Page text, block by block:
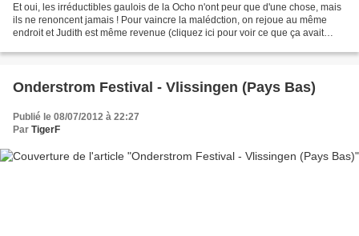
Et oui, les irréductibles gaulois de la Ocho n'ont peur que d'une chose, mais
ils ne renoncent jamais ! Pour vaincre la malédction, on rejoue au même
endroit et Judith est même revenue (cliquez ici pour voir ce que ça avait
Onderstrom Festival - Vlissingen (Pays Bas)
Publié le 08/07/2012 à 22:27
Par TigerF